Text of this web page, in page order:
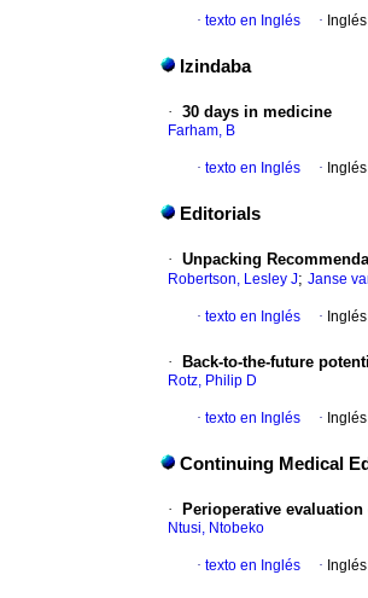
· texto en Inglés ·
Izindaba
· 30 days in medicine
Farham, B
· texto en Inglés ·
Editorials
· Unpacking
Robertson, Lesley J; Janse
· texto en Inglés ·
· Back-to-the-future
Rotz, Philip D
· texto en Inglés ·
Continuing Medical
· Perioperative
Ntusi, Ntobeko
· texto en Inglés ·